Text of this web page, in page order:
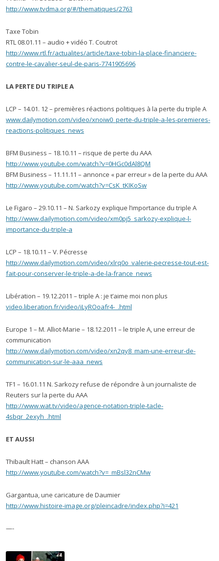
http://www.tvdma.org/#/thematiques/2763
Taxe Tobin
RTL 08.01.11 – audio + vidéo T. Coutrot
http://www.rtl.fr/actualites/article/taxe-tobin-la-place-financiere-
contre-le-cavalier-seul-de-paris-7741905696
LA PERTE DU TRIPLE A
LCP – 14.01. 12 – premières réactions politiques à la perte du triple A
www.dailymotion.com/video/xnoiw0_perte-du-triple-a-les-premieres-
reactions-politiques_news
BFM Business – 18.10.11 – risque de perte du AAA
http://www.youtube.com/watch?v=0HGc0dAl8QM
BFM Business – 11.11.11 – annonce « par erreur » de la perte du AAA
http://www.youtube.com/watch?v=CsK_tKIKoSw
Le Figaro – 29.10.11 – N. Sarkozy explique l’importance du triple A
http://www.dailymotion.com/video/xm0pj5_sarkozy-explique-l-
importance-du-triple-a
LCP – 18.10.11 – V. Pécresse
http://www.dailymotion.com/video/xlrq0o_valerie-pecresse-tout-est-
fait-pour-conserver-le-triple-a-de-la-france_news
Libération – 19.12.2011 – triple A : je t’aime moi non plus
video.liberation.fr/video/iLyROoafr4-_.html
Europe 1 – M. Alliot-Marie – 18.12.2011 – le triple A, une erreur de
communication
http://www.dailymotion.com/video/xn2qy8_mam-une-erreur-de-
communication-sur-le-aaa_news
TF1 – 16.01.11 N. Sarkozy refuse de répondre à un journaliste de
Reuters sur la perte du AAA
http://www.wat.tv/video/agence-notation-triple-tacle-
4sbqr_2exyh_.html
ET AUSSI
Thibault Hatt – chanson AAA
http://www.youtube.com/watch?v=_mBsl32nCMw
Gargantua, une caricature de Daumier
http://www.histoire-image.org/pleincadre/index.php?i=421
—-